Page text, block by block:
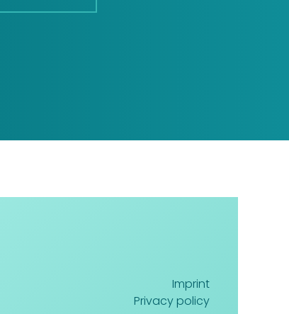
Imprint
Privacy policy